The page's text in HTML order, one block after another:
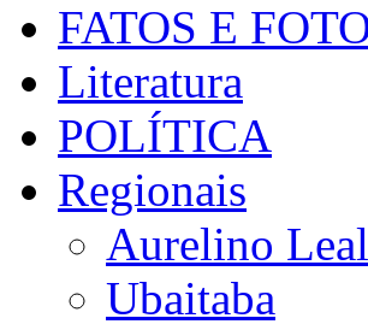
FATOS E
Literatura
POLÍTICA
Regionais
Aurelino Leal
Ubaitaba